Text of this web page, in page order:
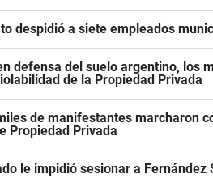
despidió a siete empleados
defensa del suelo argentino, los
de la Propiedad Privada
de manifestantes marcharon
Propiedad Privada
le impidió sesionar a